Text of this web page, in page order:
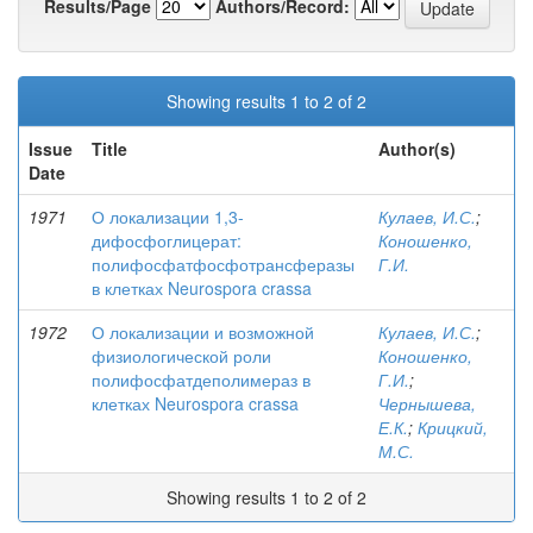
Results/Page
Authors/Record:
Showing results 1 to 2 of 2
Issue
Date
Title Author(s)
1971
О локализации 1,3-
дифосфоглицерат:
полифосфатфосфотрансферазы
в клетках Neurospora crassa
Кулаев, И.С.;
Коношенко,
Г.И.
1972
О локализации и возможной
физиологической роли
полифосфатдеполимераз в
клетках Neurospora crassa
Кулаев, И.С.;
Коношенко,
Г.И.;
Чернышева,
Е.К.; Крицкий,
М.С.
Showing results 1 to 2 of 2